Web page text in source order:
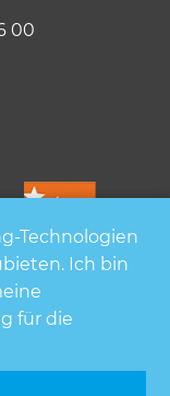
00
Technologien
Ich bin
für die